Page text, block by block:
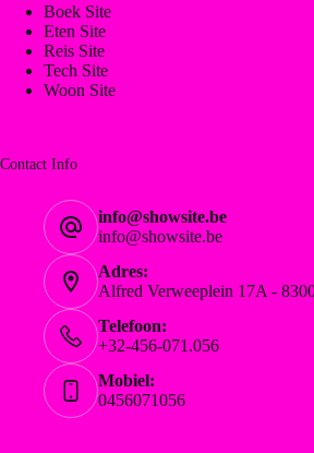
Boek Site
Eten Site
Reis Site
Tech Site
Woon Site
Contact Info
info@showsite.be
info@showsite.be
Adres:
Alfred Verweeplein 17A -
Telefoon:
+32-456-071.056
Mobiel:
0456071056